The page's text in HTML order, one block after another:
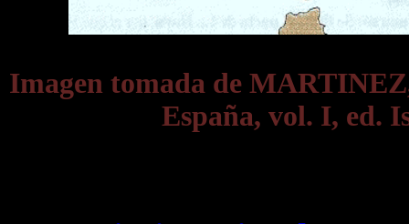
Imagen tomada de
España, vol. I, ed.